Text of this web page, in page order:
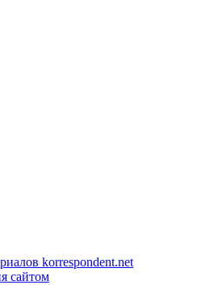
korrespondent.net
сайтом